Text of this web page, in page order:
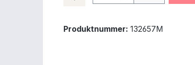
Produktnummer: 132657M